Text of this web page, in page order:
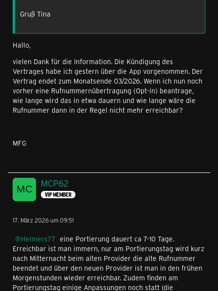
Gruß Tina
Hallo,
vielen Dank für die Information. Die Kündigung des
Vertrages habe ich gestern über die App vorgenommen. Der
Vertrag endet zum Monatsende 03/2026. Wenn ich nun noch
vorher eine Rufnummernübertragung (Opt-in) beantrage,
wie lange wird das in etwa dauern und wie lange wäre die
Rufnummer dann in der Regel nicht mehr erreichbar?
MFG
MCP62
VIP MEMBER
17. März 2026 um 09:51
Helmers77 eine Portierung dauert ca 7-10 Tage.
Erreichbar ist man immern, nur am Portierungstag wird kurz
nach Mitternacht beim alten Provider die alte Rufnummer
beendet und über den neuen Provider ist man in den frühen
Morgenstunden wieder erreichbar. Zudem finden am
Portierungstag einige Anpassungen noch statt (die